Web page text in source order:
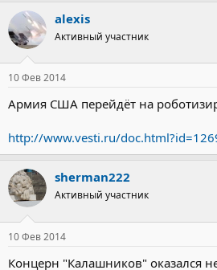
alexis
Активный участник
10 Фев 2014
Армия США перейдёт на
http://www.vesti.ru/
sherman222
Активный участник
10 Фев 2014
Концерн "Калашников" оказался